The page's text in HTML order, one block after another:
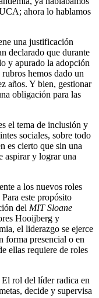
ahora lo hablamos
una justificación
declarado que durante
y apurado la adopción
hemos dado un
años. Y bien, gestionar
obligación para las
el tema de inclusión y
sociales, sobre todo
es cierto que sin una
aspirar y lograr una
a los nuevos roles
este propósito
del MIT Sloane
Hooijberg y
el liderazgo se ejerce
forma presencial o en
ellas requiere de roles
rol del líder radica en
decide y supervisa